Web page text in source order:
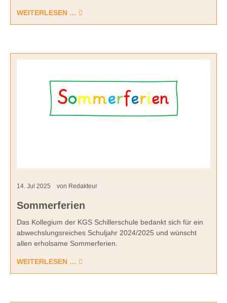
WEITERLESEN …
14. Jul 2025 von Redakteur
Sommerferien
Das Kollegium der KGS Schillerschule bedankt sich für ein
abwechslungsreiches Schuljahr 2024/2025 und wünscht
allen erholsame Sommerferien.
WEITERLESEN …